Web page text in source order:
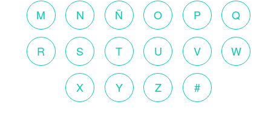
M N Ñ O P Q
R S T U V W
X Y Z #